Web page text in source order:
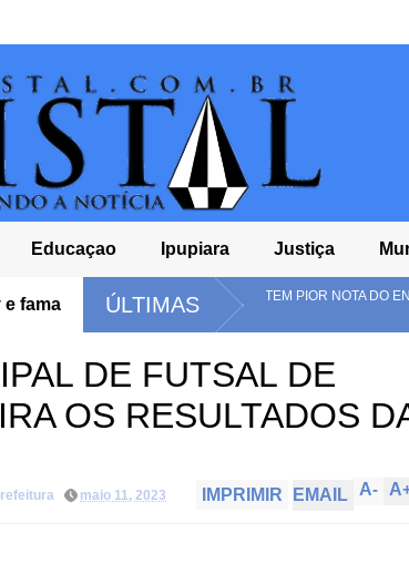
Educaçao Ipupiara Justiça
e fama ÚLTIMAS
E TEM PIOR NOTA DO ENSINO MÉDIO NO
DE FUTSAL DE
OS RESULTADOS
maio 11, 2023 A
A-
IMPRIMIR EMAIL